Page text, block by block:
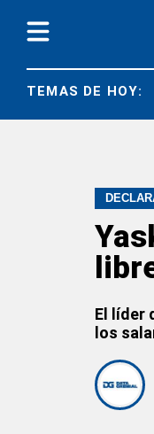
TEMAS DE HOY:
El líder
los